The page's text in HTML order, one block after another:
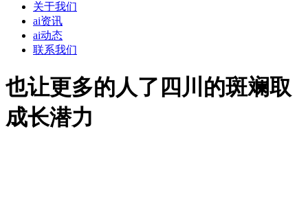
关于我们
ai资讯
ai动态
联系我们
也让更多的人了四川的斑斓取
成长潜力